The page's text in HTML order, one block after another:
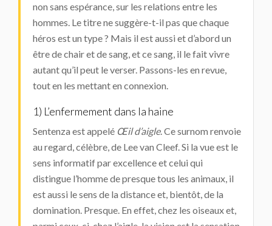
non sans espérance, sur les relations entre les
hommes. Le titre ne suggère-t-il pas que chaque
héros est un type ? Mais il est aussi et d’abord un
être de chair et de sang, et ce sang, il le fait vivre
autant qu’il peut le verser. Passons-les en revue,
tout en les mettant en connexion.
1) L’enfermement dans la haine
Sentenza est appelé Œil d’aigle. Ce surnom renvoie
au regard, célèbre, de Lee van Cleef. Si la vue est le
sens informatif par excellence et celui qui
distingue l’homme de presque tous les animaux, il
est aussi le sens de la distance et, bientôt, de la
domination. Presque. En effet, chez les oiseaux et,